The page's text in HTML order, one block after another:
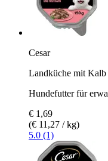
Cesar
Landküche mit Kalb
Hundefutter für
€ 1,69
(€ 11,27 / kg)
5.0 (1)